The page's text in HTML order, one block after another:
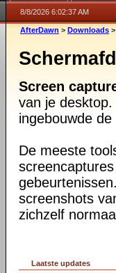
8/8/2026 6:02:37 AM
AfterDawn > Downloads >
Screen
van je
ingebouwde
De meeste
screenshots
zichzelf
Laatste updates